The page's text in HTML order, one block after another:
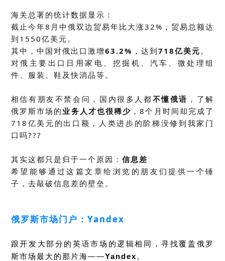
海关总署的统计数据显示：
截止今年8月中俄双边贸易年比大涨32%，贸易总额达
到1550亿美元。
其中，中国对俄出口激增63.2% ，达到718亿美元 。
对俄主要出口日用家电、挖掘机、汽车、微处理组
件、服装、鞋及快消品等。
相信有朋友不禁会问，国内很多人都不懂俄语 ，了解
俄罗斯市场的业务人才也很稀少 ，8个月时间却完成了
718亿美元的出口额，人类进步的阶梯没修到我家门
口吗???
其实这都只是归于一个原因： 信息差
希望能够通过这篇文章给浏览的朋友们提供一个锤
子，去敲破信息差的壁垒。
俄罗斯市场门户：Yandex
跟开发大部分的英语市场的逻辑相同，寻找覆盖俄罗
斯市场最大的那片海——Yandex 。